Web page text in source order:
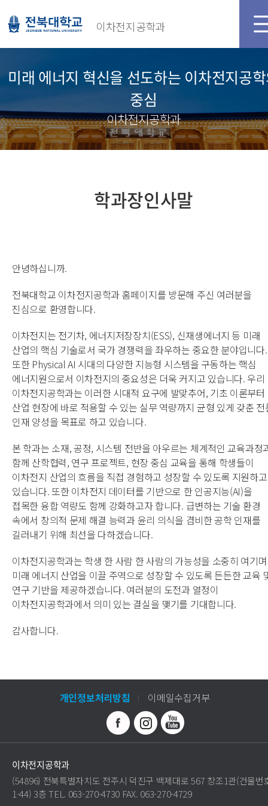
이차전지공학과
미래 에너지 혁신을 선도하는 이차전지공
중심
이차전지공학과
학과장인사말
안녕하십니까.
전북대학교 이차전지공학과 홈페이지를 방문해 주신 여러분을
진심으로 환영합니다.
이차전지는 전기차, 에너지저장장치(ESS), 신재생에너지 등 미래
산업의 핵심 기술로서 국가 경쟁력을 좌우하는 중요한 분야입니다.
또한 Physical AI 시대의 다양한 지능형 시스템을 구동하는 핵심
에너지원으로서 이차전지의 중요성은 더욱 커지고 있습니다. 우리
이차전지공학과는 이러한 시대적 요구에 발맞추어, 기초 이론부터
산업 현장에 바로 적용할 수 있는 실무 역량까지 균형 있게 갖춘 전
인재 양성을 목표로 하고 있습니다.
본 학과는 소재, 공정, 시스템 전반을 아우르는 체계적인 교육과정
함께 산학협력, 연구 프로젝트, 현장 중심 교육을 통해 학생들이
이차전지 산업의 흐름을 직접 경험하고 성장할 수 있도록 지원하고
있습니다. 또한 이차전지 데이터를 기반으로 한 인공지능(AI)을
접목한 융합 역량도 함께 강화하고자 합니다. 급변하는 기술 환경
속에서 창의적 문제 해결 능력과 윤리 의식을 겸비한 공학 인재를
길러내기 위해 최선을 다하겠습니다.
이차전지공학과는 학생 한 사람 한 사람의 가능성을 소중히 여기
미래 에너지 산업을 이끌 주역으로 성장할 수 있도록 든든한 교육
연구 기반을 제공하겠습니다. 여러분의 도전과 열정이
이차전지공학과에서 의미 있는 결실을 맺기를 기대합니다.
감사합니다.
개인정보처리방침 이메일수집거부
이차전지공학과
(54896) 전북특별자치도 전주시 덕진구 백제대로 567 창조1관(건물번
1-44) 3층 TEL. 063-270-4730 FAX. 063-270-4729